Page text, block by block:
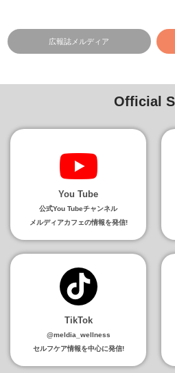
広報誌メルディア
Official
You Tube
公式You Tubeチャンネル
メルディアカフェの情報を発信!
TikTok
@meldia_wellness
セルフケア情報を中心に発信!